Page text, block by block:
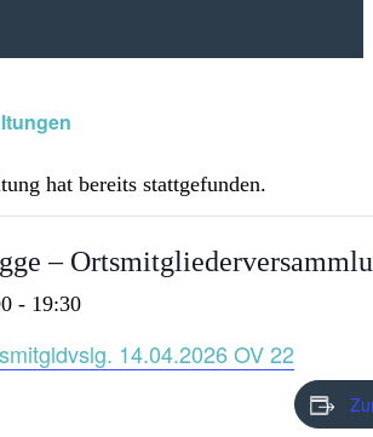
hat bereits stattgefunden.
–
- 19:30
14.04.2026 OV 22